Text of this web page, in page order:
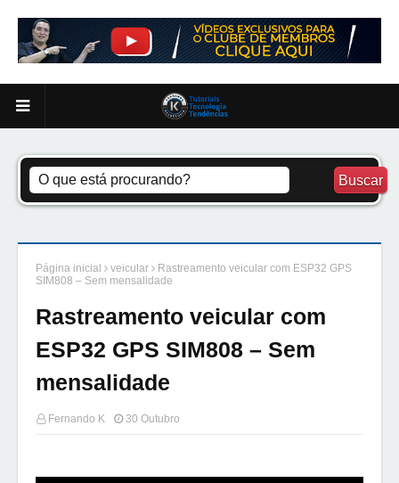
Página inicial veicular
Rastreamento veicular com ESP32 GPS
SIM808 – Sem mensalidade
Rastreamento veicular com
ESP32 GPS SIM808 – Sem
mensalidade
Fernando K 30 Outubro